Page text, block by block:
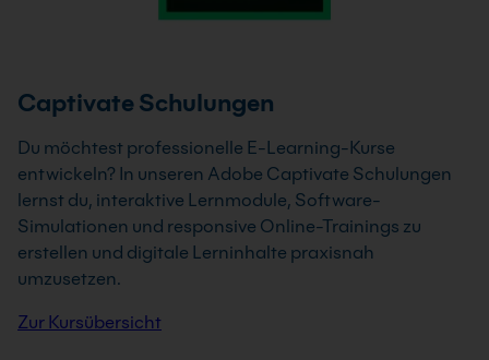
Captivate Schulungen
Du möchtest professionelle E-Learning-Kurse
entwickeln? In unseren Adobe Captivate Schulungen
lernst du, interaktive Lernmodule, Software-
Simulationen und responsive Online-Trainings zu
erstellen und digitale Lerninhalte praxisnah
umzusetzen.
Zur Kursübersicht